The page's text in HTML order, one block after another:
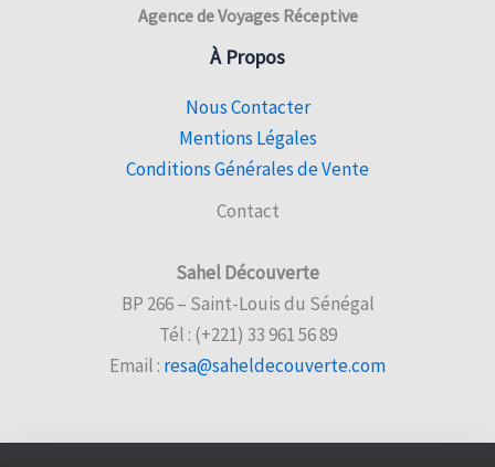
Agence de Voyages Réceptive
À Propos
Nous Contacter
Mentions Légales
Conditions Générales de Vente
Contact
Sahel Découverte
BP 266 – Saint-Louis du Sénégal
Tél : (+221) 33 961 56 89
Email : resa@saheldecouverte.com